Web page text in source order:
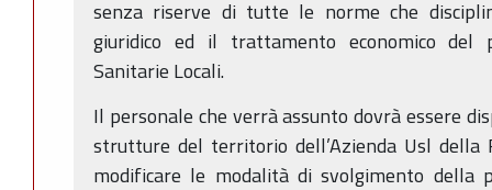
senza riserve di tutte le norme che
giuridico ed il trattamento economico del
Sanitarie Locali.
Il personale che verrà assunto dovrà essere
strutture del territorio dell’Azienda Usl della
modificare le modalità di svolgimento della